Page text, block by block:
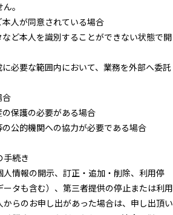
。
人が同意されている場合
ど本人を識別することができない状態で開
必要な範囲内において、業務を外部へ委託
保護の必要がある場合
公的機関への協力が必要である場合
手続き
情報の開示、訂正・追加・削除、利用停
タも含む）、第三者提供の停止または利用
らのお申し出があった場合は、申し出頂い